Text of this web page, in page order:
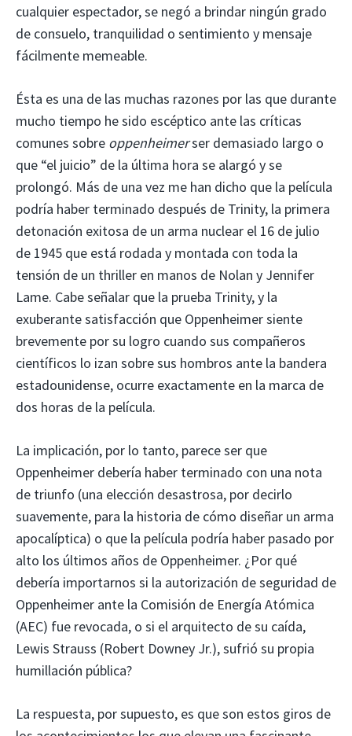
cualquier espectador, se negó a brindar ningún grado
de consuelo, tranquilidad o sentimiento y mensaje
fácilmente memeable.
Ésta es una de las muchas razones por las que durante
mucho tiempo he sido escéptico ante las críticas
comunes sobre oppenheimerser demasiado largo o
que “el juicio” de la última hora se alargó y se
prolongó. Más de una vez me han dicho que la película
podría haber terminado después de Trinity, la primera
detonación exitosa de un arma nuclear el 16 de julio
de 1945 que está rodada y montada con toda la
tensión de un thriller en manos de Nolan y Jennifer
Lame. Cabe señalar que la prueba Trinity, y la
exuberante satisfacción que Oppenheimer siente
brevemente por su logro cuando sus compañeros
científicos lo izan sobre sus hombros ante la bandera
estadounidense, ocurre exactamente en la marca de
dos horas de la película.
La implicación, por lo tanto, parece ser que
Oppenheimer debería haber terminado con una nota
de triunfo (una elección desastrosa, por decirlo
suavemente, para la historia de cómo diseñar un arma
apocalíptica) o que la película podría haber pasado por
alto los últimos años de Oppenheimer. ¿Por qué
debería importarnos si la autorización de seguridad de
Oppenheimer ante la Comisión de Energía Atómica
(AEC) fue revocada, o si el arquitecto de su caída,
Lewis Strauss (Robert Downey Jr.), sufrió su propia
humillación pública?
La respuesta, por supuesto, es que son estos giros de